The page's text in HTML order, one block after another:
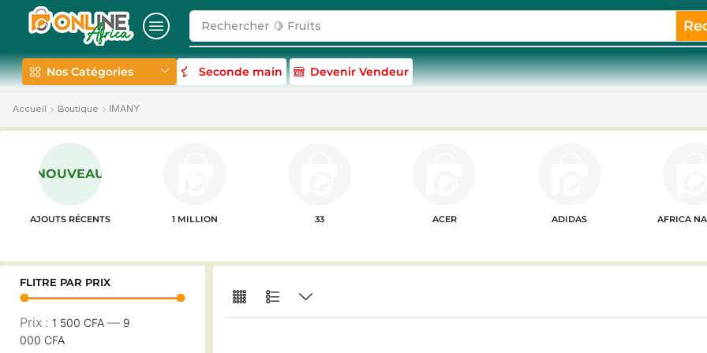
Rechercher 🍋 Fruits
Nos Catégories Seconde main Devenir Vendeur
Accueil Boutique IMANY
NOUVEAU
AJOUTS RÉCENTS 1 MILLION 33 ACER ADIDAS AFRICA
FLITRE PAR PRIX
Prix : 1 500 CFA — 9
000 CFA